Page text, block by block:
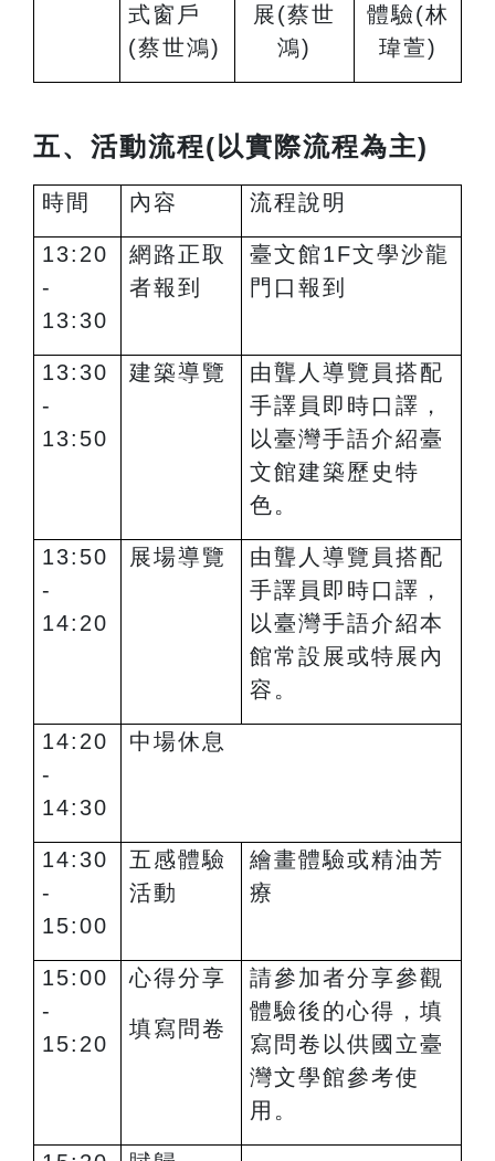
式窗戶
(蔡世鴻)
展(蔡世
鴻)
體驗(林
瑋萱)
五、活動流程(以實際流程為主)
時間 內容 流程說明
13:20
-
13:30
網路正取
者報到
臺文館1F文學沙龍
門口報到
13:30
-
13:50
建築導覽
由聾人導覽員搭配
手譯員即時口譯，
以臺灣手語介紹臺
文館建築歷史特
色。
13:50
-
14:20
展場導覽
由聾人導覽員搭配
手譯員即時口譯，
以臺灣手語介紹本
館常設展或特展內
容。
14:20
-
14:30
中場休息
14:30
-
15:00
五感體驗
活動
繪畫體驗或精油芳
療
15:00
-
15:20
心得分享
填寫問卷
請參加者分享參觀
體驗後的心得，填
寫問卷以供國立臺
灣文學館參考使
用。